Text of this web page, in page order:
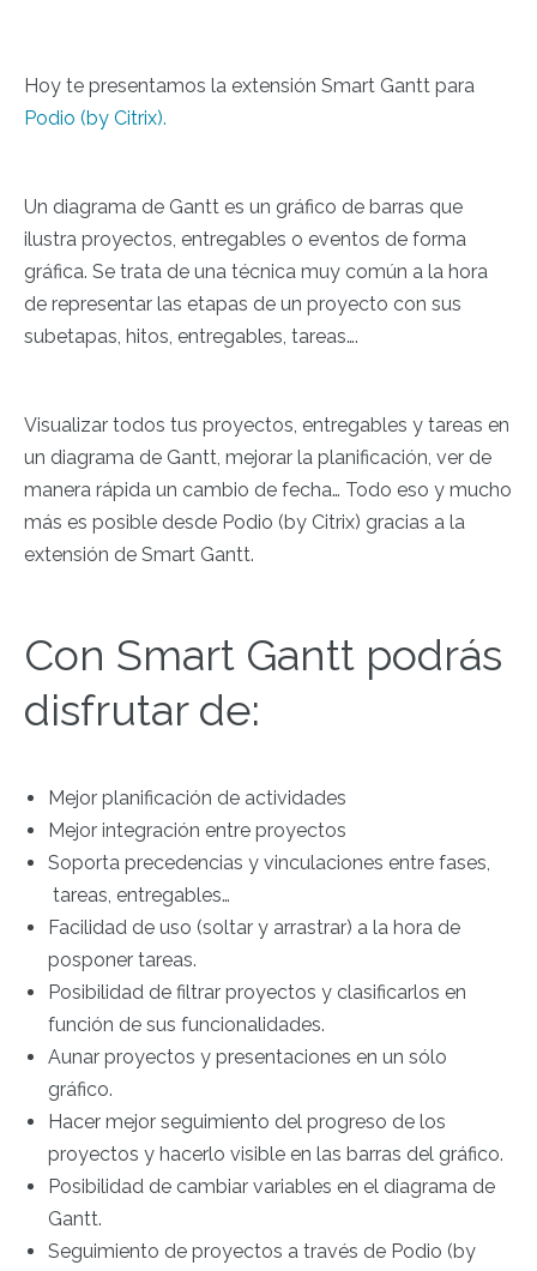
Hoy te presentamos la extensión Smart Gantt para
Podio (by Citrix).
Un diagrama de Gantt es un gráfico de barras que
ilustra proyectos, entregables o eventos de forma
gráfica. Se trata de una técnica muy común a la hora
de representar las etapas de un proyecto con sus
subetapas, hitos, entregables, tareas….
Visualizar todos tus proyectos, entregables y tareas en
un diagrama de Gantt, mejorar la planificación, ver de
manera rápida un cambio de fecha… Todo eso y mucho
más es posible desde Podio (by Citrix) gracias a la
extensión de Smart Gantt.
Con Smart Gantt podrás
disfrutar de:
Mejor planificación de actividades
Mejor integración entre proyectos
Soporta precedencias y vinculaciones entre fases,
tareas, entregables…
Facilidad de uso (soltar y arrastrar) a la hora de
posponer tareas.
Posibilidad de filtrar proyectos y clasificarlos en
función de sus funcionalidades.
Aunar proyectos y presentaciones en un sólo
gráfico.
Hacer mejor seguimiento del progreso de los
proyectos y hacerlo visible en las barras del gráfico.
Posibilidad de cambiar variables en el diagrama de
Gantt.
Seguimiento de proyectos a través de Podio (by